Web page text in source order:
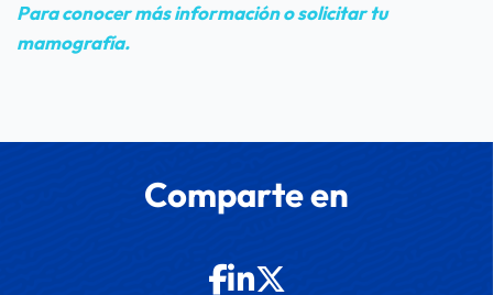
Para conocer más información o solicitar tu
mamografía.
Comparte en